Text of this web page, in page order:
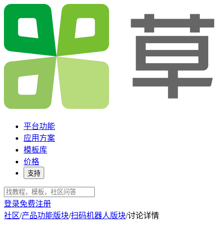
平台功能
应用方案
模板库
价格
支持
登录免费注册
社区/产品功能版块/扫码机器人版块/讨论详情